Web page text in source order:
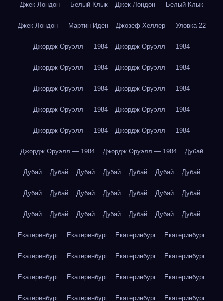
Джек Лондон — Белый Клык Джек Лондон — Белый Клык
Джек Лондон — Мартин Иден Джозеф Хеллер — Уловка-22
Джордж Оруэлл — 1984 Джордж Оруэлл — 1984
Джордж Оруэлл — 1984 Джордж Оруэлл — 1984
Джордж Оруэлл — 1984 Джордж Оруэлл — 1984
Джордж Оруэлл — 1984 Джордж Оруэлл — 1984
Джордж Оруэлл — 1984 Джордж Оруэлл — 1984
Джордж Оруэлл — 1984 Джордж Оруэлл — 1984 Дубай
Дубай Дубай Дубай Дубай Дубай Дубай Дубай
Дубай Дубай Дубай Дубай Дубай Дубай Дубай
Дубай Дубай Дубай Дубай Дубай Дубай Дубай
Екатеринбург Екатеринбург Екатеринбург Екатеринбург
Екатеринбург Екатеринбург Екатеринбург Екатеринбург
Екатеринбург Екатеринбург Екатеринбург Екатеринбург
Екатеринбург Екатеринбург Екатеринбург Екатеринбург